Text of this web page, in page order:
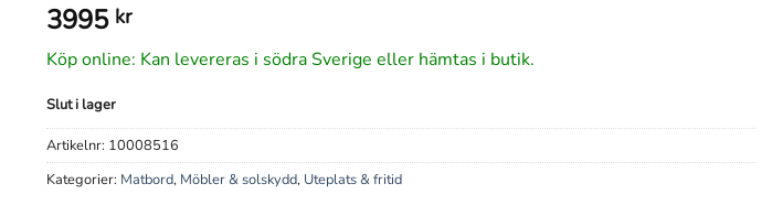
3995 kr
Köp online: Kan levereras i södra Sverige eller hämtas i butik.
Slut i lager
Artikelnr: 10008516
Kategorier: Matbord, Möbler & solskydd, Uteplats & fritid